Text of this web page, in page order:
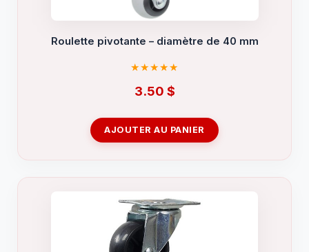
Roulette pivotante – diamètre de 40 mm
3.50 $
AJOUTER AU PANIER